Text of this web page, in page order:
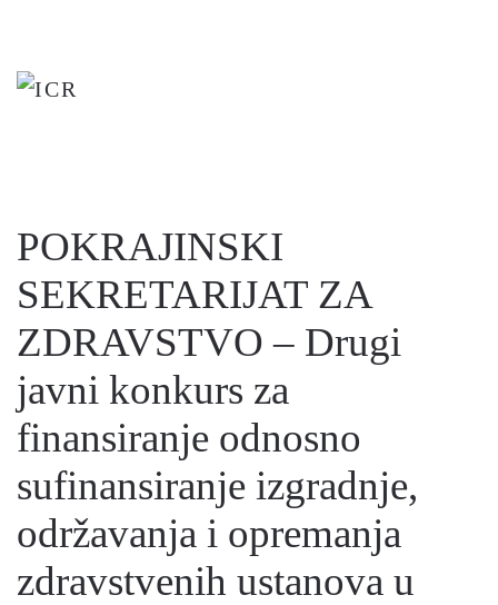
to
POKRAJINSKI
SEKRETARIJAT ZA
ZDRAVSTVO – Drugi
javni konkurs za
finansiranje odnosno
sufinansiranje izgradnje,
održavanja i opremanja
zdravstvenih ustanova u